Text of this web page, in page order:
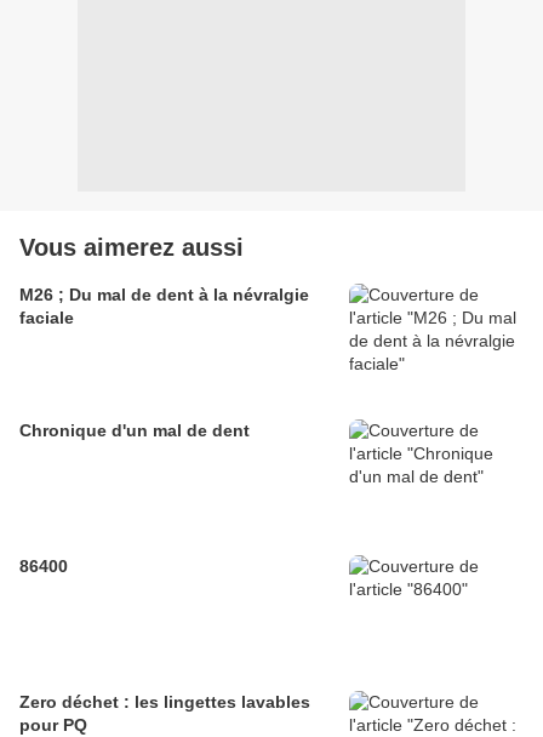
Vous aimerez aussi
M26 ; Du mal de dent à la névralgie
faciale
Chronique d'un mal de dent
86400
Zero déchet : les lingettes lavables
pour PQ